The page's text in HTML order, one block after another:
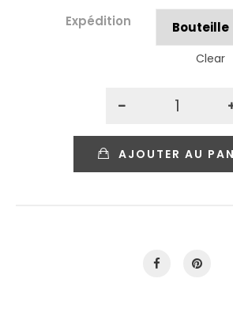
Expédition
Clear
AJOUTER AU